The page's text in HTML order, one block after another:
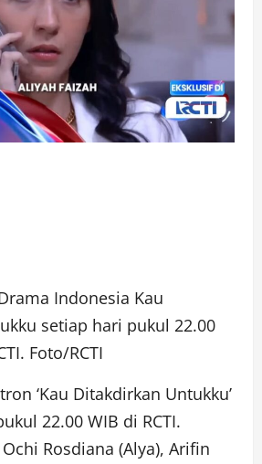
Indonesia Kau
setiap hari pukul 22.00
Foto/RCTI
‘Kau Ditakdirkan Untukku’
22.00 WIB di RCTI.
Rosdiana (Alya), Arifin